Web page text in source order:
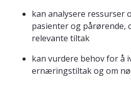
kan analysere ressurser
pasienter og pårørende,
relevante tiltak
kan vurdere behov for å
ernæringstiltak og om